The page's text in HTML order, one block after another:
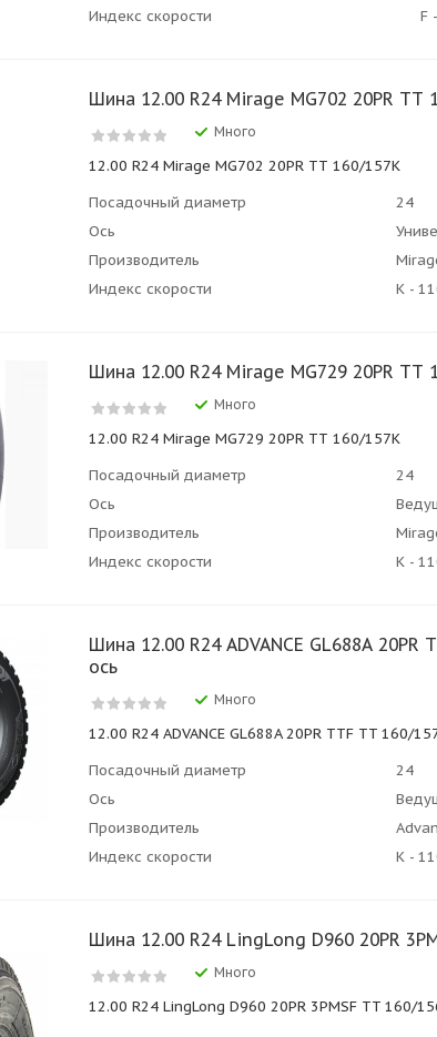
Индекс скорости
F
Шина 12.00 R24 Mirage MG702 20PR ТТ
Много
12.00 R24 Mirage MG702 20PR ТТ 160/157K
Посадочный диаметр
24
Ось
Производитель
Индекс скорости
К -
Шина 12.00 R24 Mirage MG729 20PR ТТ
Много
12.00 R24 Mirage MG729 20PR ТТ 160/157K
Посадочный диаметр
24
Ось
Производитель
Индекс скорости
К -
Шина 12.00 R24 ADVANCE GL688A 20PR TTF
ось
Много
12.00 R24 ADVANCE GL688A 20PR TTF TT 160/
Посадочный диаметр
24
Ось
Производитель
Индекс скорости
К -
Шина 12.00 R24 LingLong D960 20PR
Много
12.00 R24 LingLong D960 20PR 3PMSF TT 160/